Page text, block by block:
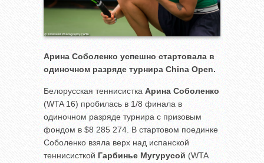
Арина Соболенко успешно стартовала в
одиночном разряде турнира China Open.
Белорусская теннисистка Арина Соболенко
(WTA 16) пробилась в 1/8 финала в
одиночном разряде турнира с призовым
фондом в $8 285 274. В стартовом поединке
Соболенко взяла верх над испанской
теннисисткой Гарбинье Мугурусой (WTA